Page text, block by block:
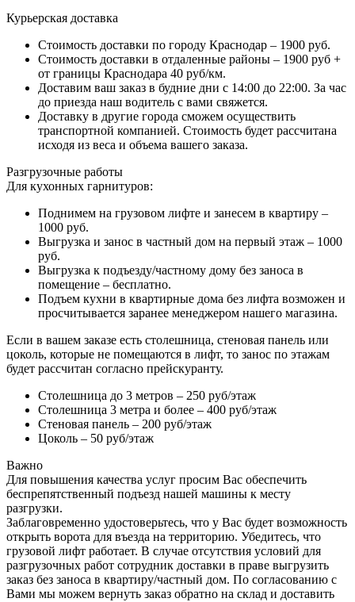
Курьерская доставка
Стоимость доставки по городу Краснодар – 1900 руб.
Стоимость доставки в отдаленные районы – 1900 руб +
от границы Краснодара 40 руб/км.
Доставим ваш заказ в будние дни с 14:00 до 22:00. За час
до приезда наш водитель с вами свяжется.
Доставку в другие города сможем осуществить
транспортной компанией. Стоимость будет рассчитана
исходя из веса и объема вашего заказа.
Разгрузочные работы
Для кухонных гарнитуров:
Поднимем на грузовом лифте и занесем в квартиру –
1000 руб.
Выгрузка и занос в частный дом на первый этаж – 1000
руб.
Выгрузка к подъезду/частному дому без заноса в
помещение – бесплатно.
Подъем кухни в квартирные дома без лифта возможен и
просчитывается заранее менеджером нашего магазина.
Если в вашем заказе есть столешница, стеновая панель или
цоколь, которые не помещаются в лифт, то занос по этажам
будет рассчитан согласно прейскуранту.
Столешница до 3 метров – 250 руб/этаж
Столешница 3 метра и более – 400 руб/этаж
Стеновая панель – 200 руб/этаж
Цоколь – 50 руб/этаж
Важно
Для повышения качества услуг просим Вас обеспечить
беспрепятственный подъезд нашей машины к месту
разгрузки.
Заблаговременно удостоверьтесь, что у Вас будет возможность
открыть ворота для въезда на территорию. Убедитесь, что
грузовой лифт работает. В случае отсутствия условий для
разгрузочных работ сотрудник доставки в праве выгрузить
заказ без заноса в квартиру/частный дом. По согласованию с
Вами мы можем вернуть заказ обратно на склад и доставить